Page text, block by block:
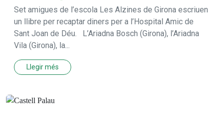
Set amigues de l’escola Les Alzines de Girona escriuen
un llibre per recaptar diners per a l’Hospital Amic de
Sant Joan de Déu. L’Ariadna Bosch (Girona), l’Ariadna
Vila (Girona), la...
Llegir més